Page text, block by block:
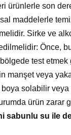
ürünlerle son
maddelerle
Sirke ve
Önce,
test etmek
manşet veya
solabilir veya
ürün zarar
sabunlu su ile